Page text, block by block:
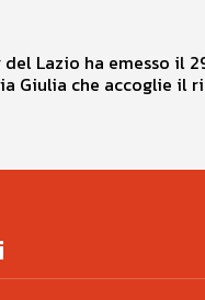
Lazio ha emesso il
Giulia che accoglie il